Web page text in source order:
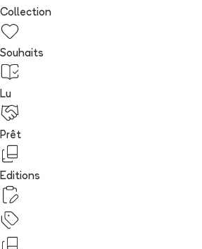
Collection
Souhaits
Lu
Prêt
Editions